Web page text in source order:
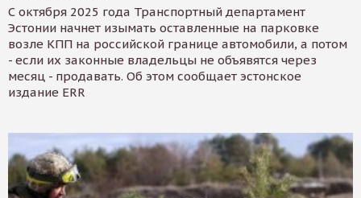
С октября 2025 года Транспортный департамент
Эстонии начнет изымать оставленные на парковке
возле КПП на российской границе автомобили, а потом
- если их законные владельцы не объявятся через
месяц - продавать. Об этом сообщает эстонское
издание ERR